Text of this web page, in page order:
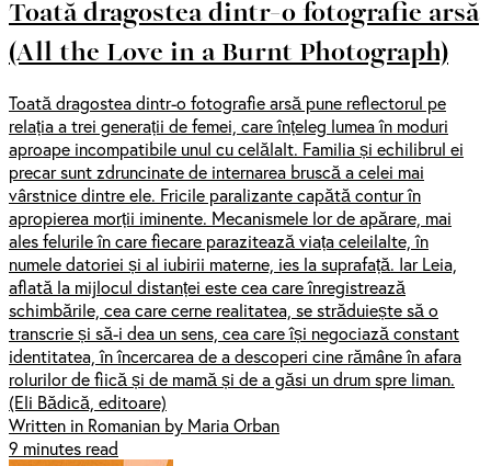
Toată dragostea dintr-o fotografie arsă
(All the Love in a Burnt Photograph)
Toată dragostea dintr-o fotografie arsă pune reflectorul pe
relația a trei generații de femei, care înțeleg lumea în moduri
aproape incompatibile unul cu celălalt. Familia și echilibrul ei
precar sunt zdruncinate de internarea bruscă a celei mai
vârstnice dintre ele. Fricile paralizante capătă contur în
apropierea morții iminente. Mecanismele lor de apărare, mai
ales felurile în care fiecare parazitează viața celeilalte, în
numele datoriei și al iubirii materne, ies la suprafață. Iar Leia,
aflată la mijlocul distanței este cea care înregistrează
schimbările, cea care cerne realitatea, se străduiește să o
transcrie și să-i dea un sens, cea care își negociază constant
identitatea, în încercarea de a descoperi cine rămâne în afara
rolurilor de fiică și de mamă și de a găsi un drum spre liman.
(Eli Bădică, editoare)
Written in Romanian by Maria Orban
9 minutes read